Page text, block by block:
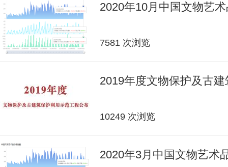
2020年10月中国文物艺
7581 次浏览
2019年度文物保护及古
10249 次浏览
2020年3月中国文物艺术